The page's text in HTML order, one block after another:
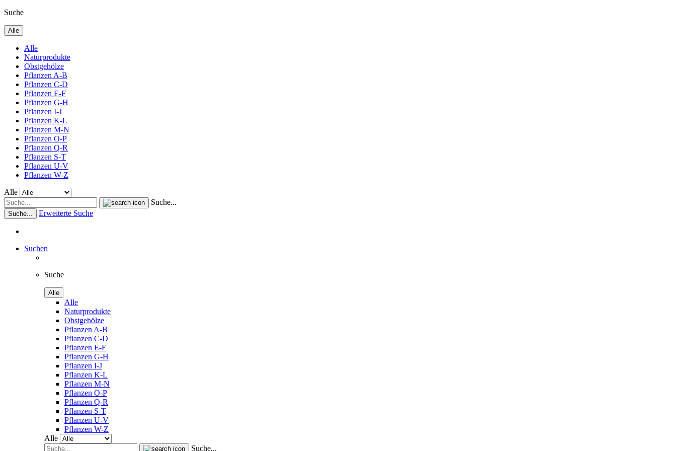
Suche
Alle
Alle
Naturprodukte
Obstgehölze
Pflanzen A-B
Pflanzen C-D
Pflanzen E-F
Pflanzen G-H
Pflanzen I-J
Pflanzen K-L
Pflanzen M-N
Pflanzen O-P
Pflanzen Q-R
Pflanzen S-T
Pflanzen U-V
Pflanzen W-Z
Alle
Suche...
Suche... Erweiterte Suche
Suchen
Suche
Alle
Alle
Naturprodukte
Obstgehölze
Pflanzen A-B
Pflanzen C-D
Pflanzen E-F
Pflanzen G-H
Pflanzen I-J
Pflanzen K-L
Pflanzen M-N
Pflanzen O-P
Pflanzen Q-R
Pflanzen S-T
Pflanzen U-V
Pflanzen W-Z
Alle
Suche...